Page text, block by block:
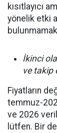
kısıtlayıcı
yönelik etki
İkinci
ve takip
Fiyatların
temmuz-
ve 2026
lütfen. Bir de